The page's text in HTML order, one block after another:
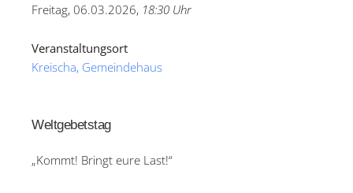
Freitag, 06.03.2026, 18:30 Uhr
Veranstaltungsort
Kreischa, Gemeindehaus
Weltgebetstag
„Kommt! Bringt eure Last!“